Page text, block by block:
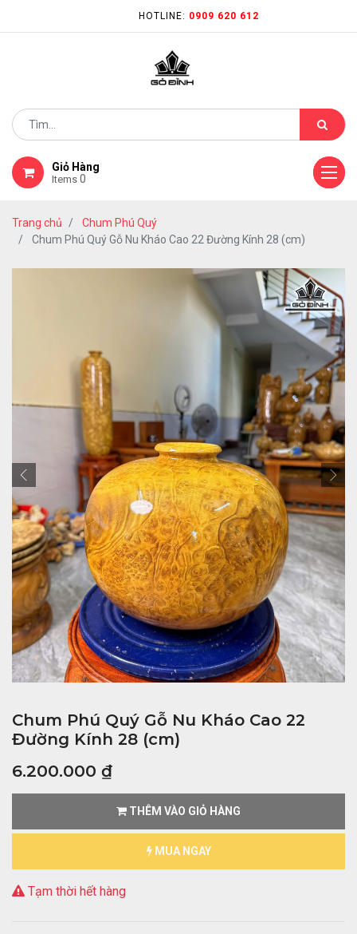
HOTLINE: 0909 620 612
Giỏ Hàng
Items 0
Trang chủ
Chum Phú Quý
Chum Phú Quý Gỗ Nu Kháo Cao 22 Đường Kính 28 (cm)
Chum Phú Quý Gỗ Nu Kháo Cao 22
Đường Kính 28 (cm)
6.200.000 ₫
THÊM VÀO GIỎ HÀNG
MUA NGAY
Tạm thời hết hàng